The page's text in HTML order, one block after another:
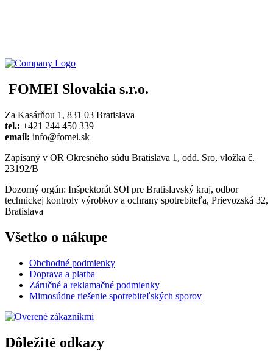
FOMEI Slovakia s.r.o.
Za Kasárňou 1, 831 03 Bratislava
tel.: +421 244 450 339
email: info@fomei.sk
Zapísaný v OR Okresného súdu Bratislava 1, odd. Sro, vložka č.
23192/B
Dozorný orgán: Inšpektorát SOI pre Bratislavský kraj, odbor
technickej kontroly výrobkov a ochrany spotrebiteľa, Prievozská 32,
Bratislava
Všetko o nákupe
Obchodné podmienky
Doprava a platba
Záručné a reklamačné podmienky
Mimosúdne riešenie spotrebiteľských sporov
Dôležité odkazy